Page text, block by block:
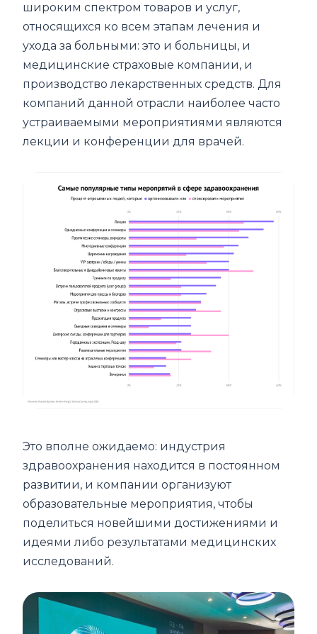
широким спектром товаров и услуг,
относящихся ко всем этапам лечения и
ухода за больными: это и больницы, и
медицинские страховые компании, и
производство лекарственных средств. Для
компаний данной отрасли наиболее часто
устраиваемыми мероприятиями являются
лекции и конференции для врачей.
Это вполне ожидаемо: индустрия
здравоохранения находится в постоянном
развитии, и компании организуют
образовательные мероприятия, чтобы
поделиться новейшими достижениями и
идеями либо результатами медицинских
исследований.